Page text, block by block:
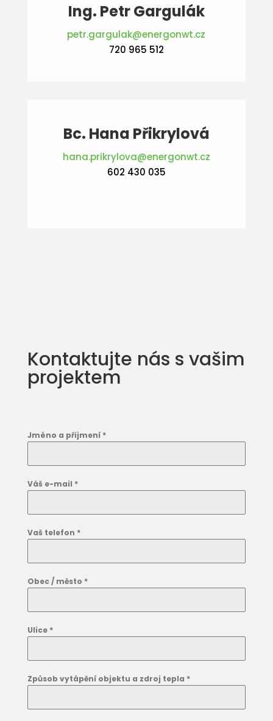
Ing. Petr Gargulák
petr.gargulak@energonwt.cz
720 965 512
Bc. Hana Přikrylová
hana.prikrylova@energonwt.cz
602 430 035
Kontaktujte nás s vašim
projektem
Jméno a přijmení *
Váš e-mail *
Vaš telefon *
Obec / město *
Ulice *
Způsob vytápění objektu a zdroj tepla *